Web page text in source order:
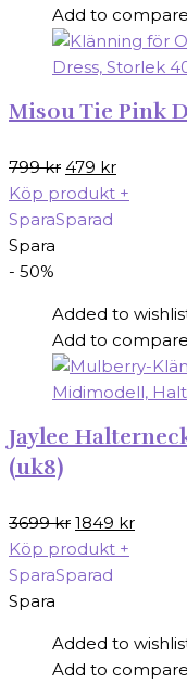
Add to compare
Misou Tie Pink
799kr Det
ursprungliga
priset
479 krDet
Köp produkt +
SparaSparad
Spara
- 50%
Added to
Add to compare
Jaylee
(uk8)
3699kr Det
ursprungliga
priset
1849 krDet
Köp produkt +
SparaSparad
Spara
Added to
Add to compare